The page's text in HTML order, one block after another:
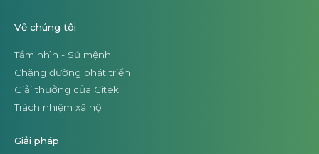
Về chúng tôi
Tầm nhìn - Sứ mệnh
Chặng đường phát triển
Giải thưởng của Citek
Trách nhiệm xã hội
Giải pháp